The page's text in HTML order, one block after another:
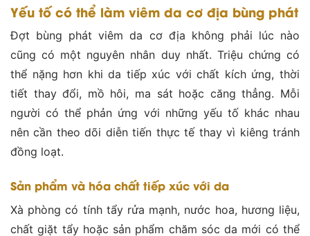
Yếu tố có thể làm viêm da cơ địa bùng phát
Đợt bùng phát viêm da cơ địa không phải lúc nào
cũng có một nguyên nhân duy nhất. Triệu chứng có
thể nặng hơn khi da tiếp xúc với chất kích ứng, thời
tiết thay đổi, mồ hôi, ma sát hoặc căng thẳng. Mỗi
người có thể phản ứng với những yếu tố khác nhau
nên cần theo dõi diễn tiến thực tế thay vì kiêng tránh
đồng loạt.
Sản phẩm và hóa chất tiếp xúc với da
Xà phòng có tính tẩy rửa mạnh, nước hoa, hương liệu,
chất giặt tẩy hoặc sản phẩm chăm sóc da mới có thể